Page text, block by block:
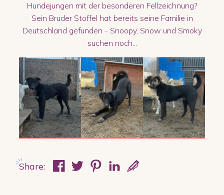
Hundejungen mit der besonderen Fellzeichnung?
Sein Bruder Stoffel hat bereits seine Familie in
Deutschland gefunden - Snoopy, Snow und Smoky
suchen noch...
Share: